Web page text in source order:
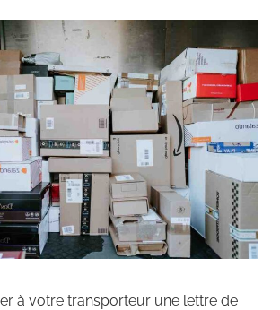
à votre transporteur une lettre de